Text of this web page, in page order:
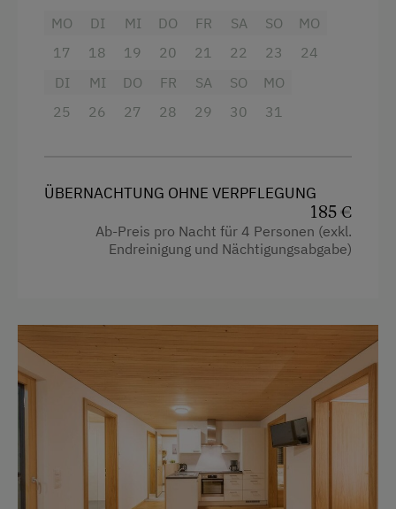
Waschmaschine
Verpflegung
Ohne Verpflegung
Kostenloses Internet
Erlebniswanderung
Liegewiese
Nordic Walking
Rodelbahn in der Nähe
Schneeschuhwanderung
MO
17
DI
18
MI
19
DO
20
FR
21
SA
22
SO
23
MO
24
DI
25
MI
26
DO
27
FR
28
SA
29
SO
30
MO
31
ÜBERNACHTUNG OHNE VERPFLEGUNG
185 €
Ab-Preis pro Nacht für 4 Personen (exkl.
Endreinigung und Nächtigungsabgabe)